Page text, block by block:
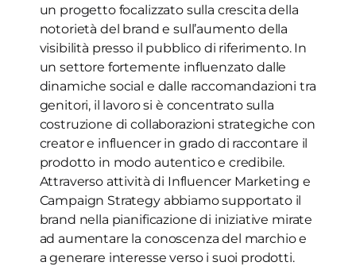
un progetto focalizzato sulla crescita della
notorietà del brand e sull’aumento della
visibilità presso il pubblico di riferimento. In
un settore fortemente influenzato dalle
dinamiche social e dalle raccomandazioni tra
genitori, il lavoro si è concentrato sulla
costruzione di collaborazioni strategiche con
creator e influencer in grado di raccontare il
prodotto in modo autentico e credibile.
Attraverso attività di Influencer Marketing e
Campaign Strategy abbiamo supportato il
brand nella pianificazione di iniziative mirate
ad aumentare la conoscenza del marchio e
a generare interesse verso i suoi prodotti.